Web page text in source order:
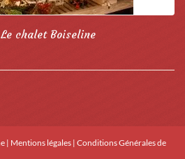
chalet Boiseline
| Mentions légales | Conditions Générales de